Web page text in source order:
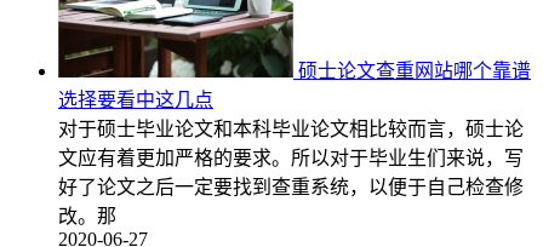
硕士论文查重网站哪个靠谱
选择要看中这几点
对于硕士毕业论文和本科毕业论文相比较而言，硕士论
文应有着更加严格的要求。所以对于毕业生们来说，写
好了论文之后一定要找到查重系统，以便于自己检查修
改。那
2020-06-27